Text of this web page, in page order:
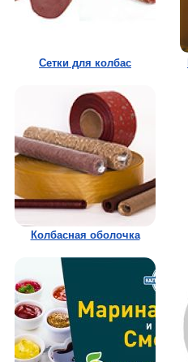
Сетки для колбас
Колбасная оболочка